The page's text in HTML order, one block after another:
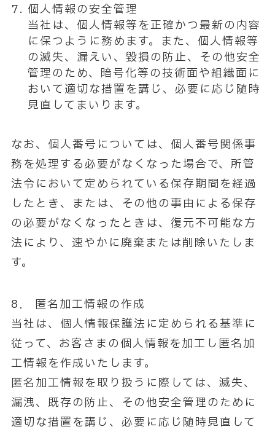
個人情報の安全管理
当社は、個人情報等を正確かつ最新の内容
に保つように務めます。また、個人情報等
の滅失、漏えい、毀損の防止、その他安全
管理のため、暗号化等の技術面や組織面に
おいて適切な措置を講じ、必要に応じ随時
見直してまいります。
なお、個人番号については、個人番号関係事
務を処理する必要がなくなった場合で、所管
法令において定められている保存期間を経過
したとき、または、その他の事由による保存
の必要がなくなったときは、復元不可能な方
法により、速やかに廃棄または削除いたしま
す。
8． 匿名加工情報の作成
当社は、個人情報保護法に定められる基準に
従って、お客さまの個人情報を加工し匿名加
工情報を作成いたします。
匿名加工情報を取り扱うに際しては、滅失、
漏洩、既存の防止、その他安全管理のために
適切な措置を講じ、必要に応じ随時見直して